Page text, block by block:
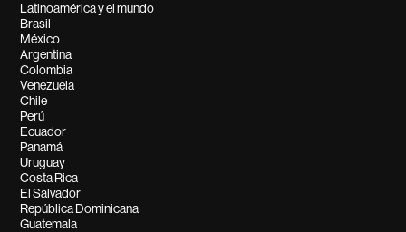
Latinoamérica y el mundo
Brasil
México
Argentina
Colombia
Venezuela
Chile
Perú
Ecuador
Panamá
Uruguay
Costa Rica
El Salvador
República Dominicana
Guatemala